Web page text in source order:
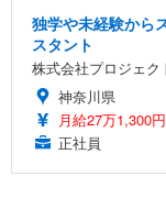
独学や未経験から
スタント
株式会社プロジェク
神奈川県
月給27万1,300
正社員